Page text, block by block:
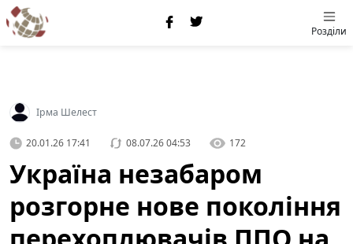
Розділи
Ірма Шелест
20.01.26 17:41 08.07.26 04:53 172
Україна незабаром
розгорне нове покоління